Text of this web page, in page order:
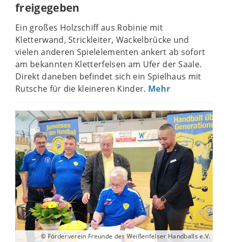
freigegeben
Ein großes Holzschiff aus Robinie mit
Kletterwand, Strickleiter, Wackelbrücke und
vielen anderen Spielelementen ankert ab sofort
am bekannten Kletterfelsen am Ufer der Saale.
Direkt daneben befindet sich ein Spielhaus mit
Rutsche für die kleineren Kinder. Mehr
© Förderverein Freunde des Weißenfelser Handballs e.V.